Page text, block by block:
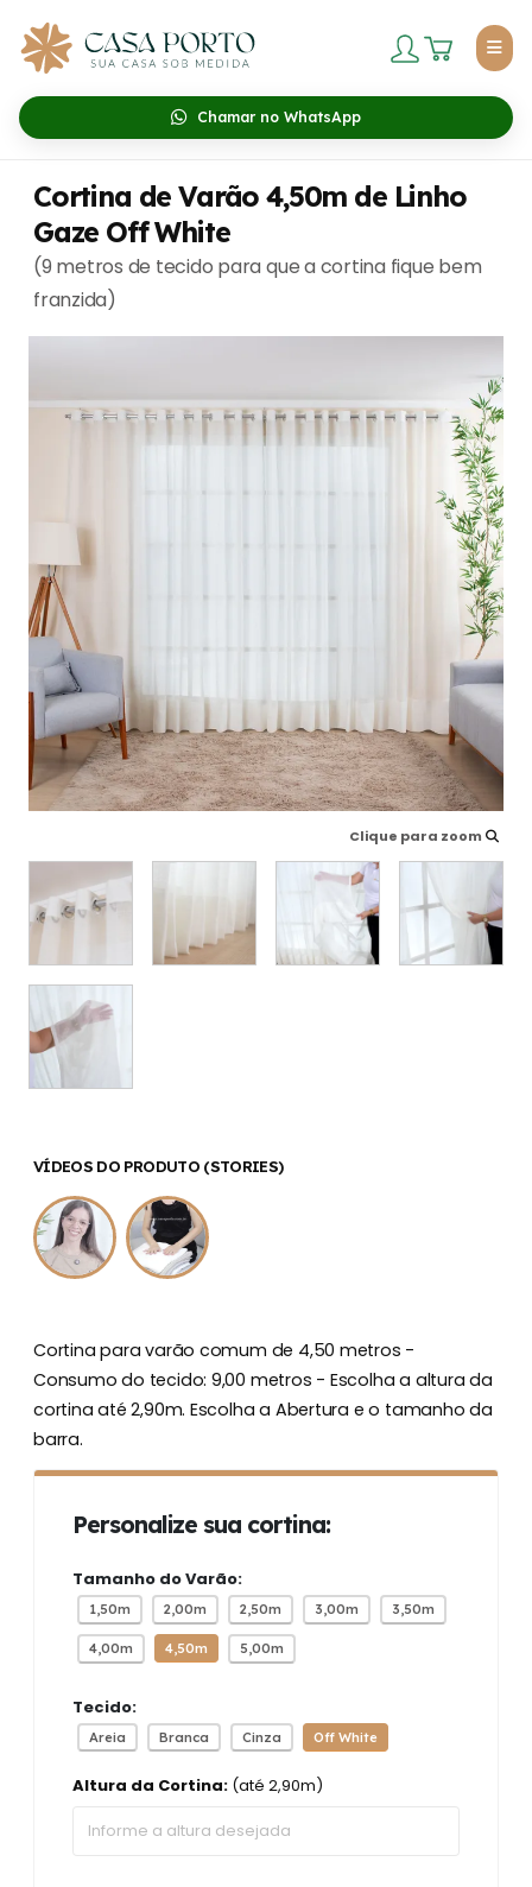
Chamar no WhatsApp
Cortina de Varão 4,50m de Linho
Gaze Off White
(9 metros de tecido para que a cortina fique bem
franzida)
Clique para zoom
VÍDEOS DO PRODUTO (STORIES)
Cortina para varão comum de 4,50 metros -
Consumo do tecido: 9,00 metros - Escolha a altura da
cortina até 2,90m. Escolha a Abertura e o tamanho da
barra.
Personalize sua cortina:
Tamanho do Varão:
1,50m 2,00m 2,50m 3,00m 3,50m
4,00m 4,50m 5,00m
Tecido:
Areia Branca Cinza Off White
Altura da Cortina: (até 2,90m)